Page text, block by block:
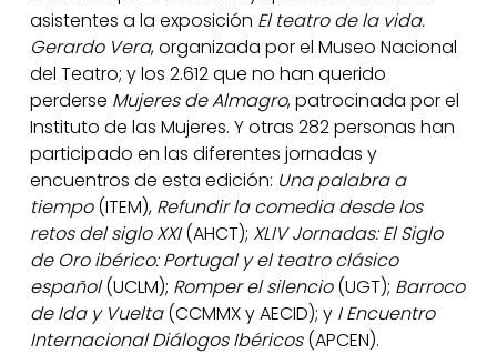
asistentes a la exposición El teatro de la vida.
Gerardo Vera, organizada por el Museo Nacional
del Teatro; y los 2.612 que no han querido
perderse Mujeres de Almagro, patrocinada por el
Instituto de las Mujeres. Y otras 282 personas han
participado en las diferentes jornadas y
encuentros de esta edición: Una palabra a
tiempo(ITEM), Refundir la comedia desde los
retos del siglo XXI(AHCT); XLIV Jornadas: El Siglo
de Oro ibérico: Portugal y el teatro clásico
español(UCLM); Romper el silencio(UGT); Barroco
de Ida y Vuelta(CCMMX y AECID); y I Encuentro
Internacional Diálogos Ibéricos(APCEN).